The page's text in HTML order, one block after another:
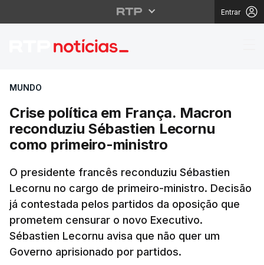
Entrar
Crise política em
MUNDO
Crise política em França. Macron
reconduziu Sébastien Lecornu
como primeiro-ministro
O presidente francês reconduziu Sébastien
Lecornu no cargo de primeiro-ministro. Decisão
já contestada pelos partidos da oposição que
prometem censurar o novo Executivo.
Sébastien Lecornu avisa que não quer um
Governo aprisionado por partidos.